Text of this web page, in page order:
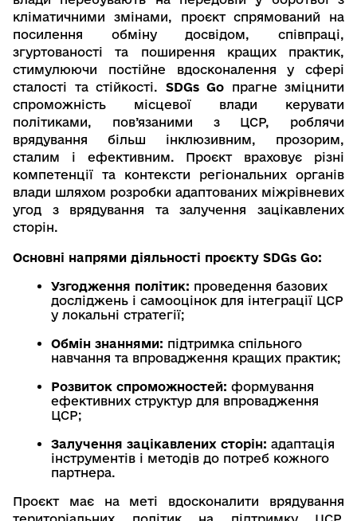
кліматичними змінами, проєкт спрямований на
посилення обміну досвідом, співпраці,
згуртованості та поширення кращих практик,
стимулюючи постійне вдосконалення у сфері
сталості та стійкості. SDGs Go прагне зміцнити
спроможність місцевої влади керувати
політиками, пов’язаними з ЦСР, роблячи
врядування більш інклюзивним, прозорим,
сталим і ефективним. Проєкт враховує різні
компетенції та контексти регіональних органів
влади шляхом розробки адаптованих міжрівневих
угод з врядування та залучення зацікавлених
сторін.
Основні напрями діяльності проєкту SDGs Go:
Узгодження політик: проведення базових
досліджень і самооцінок для інтеграції ЦСР
у локальні стратегії;
Обмін знаннями: підтримка спільного
навчання та впровадження кращих практик;
Розвиток спроможностей: формування
ефективних структур для впровадження
ЦСР;
Залучення зацікавлених сторін: адаптація
інструментів і методів до потреб кожного
партнера.
Проєкт має на меті вдосконалити врядування